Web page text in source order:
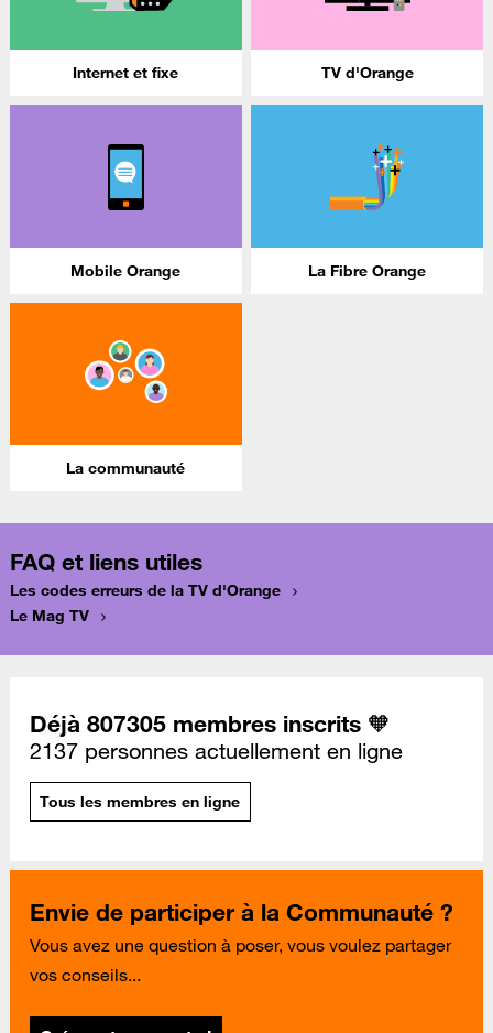
Internet et fixe TV d'Orange
Mobile Orange La Fibre Orange
La communauté
FAQ et liens utiles
Les codes erreurs de la TV d'Orange
Le Mag TV
Déjà 807305 membres inscrits 🧡
2137 personnes actuellement en ligne
Tous les membres en ligne
Envie de participer à la Communauté ?
Vous avez une question à poser, vous voulez partager
vos conseils...